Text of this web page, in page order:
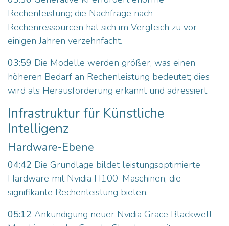
Rechenleistung; die Nachfrage nach
Rechenressourcen hat sich im Vergleich zu vor
einigen Jahren verzehnfacht.
03:59 Die Modelle werden größer, was einen
höheren Bedarf an Rechenleistung bedeutet; dies
wird als Herausforderung erkannt und adressiert.
Infrastruktur für Künstliche
Intelligenz
Hardware-Ebene
04:42 Die Grundlage bildet leistungsoptimierte
Hardware mit Nvidia H100-Maschinen, die
signifikante Rechenleistung bieten.
05:12 Ankündigung neuer Nvidia Grace Blackwell